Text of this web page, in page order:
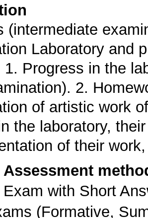
(intermediate
Laboratory and
1. Progress in the
2.
of artistic work
the laboratory,
of their
with Short
(Formative,